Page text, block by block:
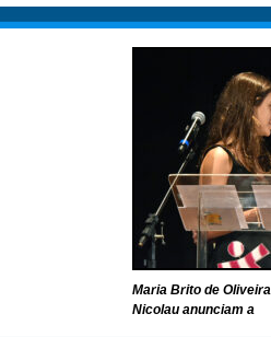
Maria Brito de
Nicolau anunciam a